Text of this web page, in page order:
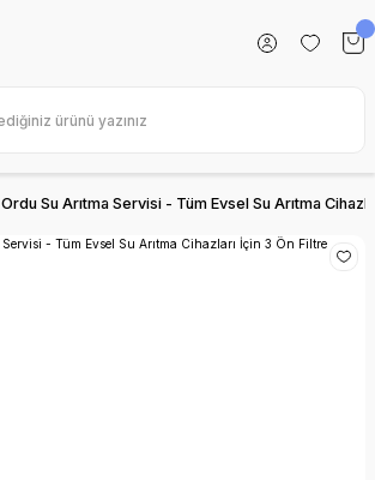
Ordu Su Arıtma Servisi - Tüm Evsel Su Arıtma